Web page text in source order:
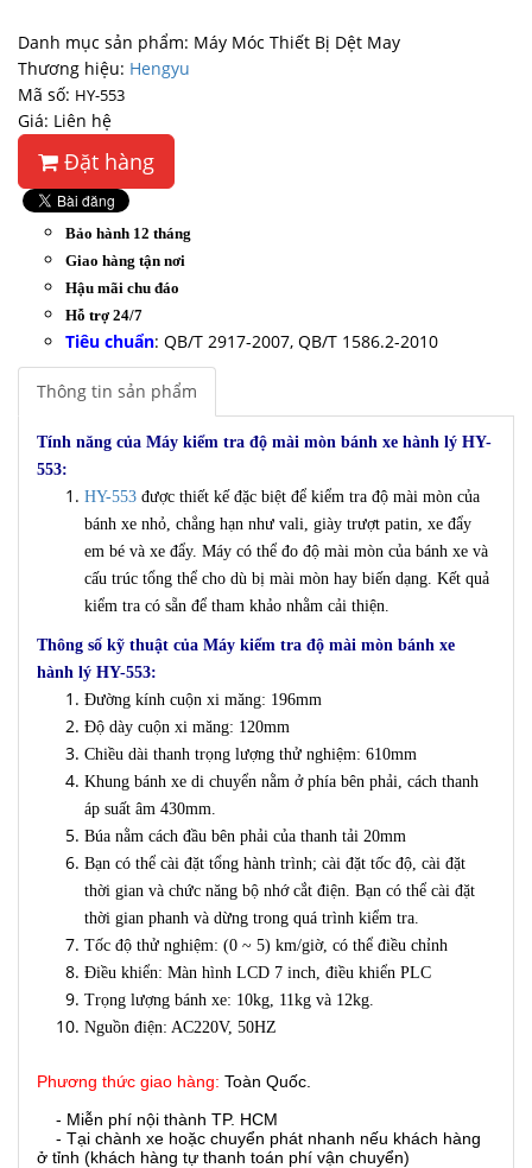
Danh mục sản phẩm: Máy Móc Thiết Bị Dệt May
Thương hiệu: Hengyu
Mã số: HY-553
Giá: Liên hệ
Đặt hàng
Bảo hành 12 tháng
Giao hàng tận nơi
Hậu mãi chu đáo
Hỗ trợ 24/7
Tiêu chuẩn: QB/T 2917-2007, QB/T 1586.2-2010
Thông tin sản phẩm
Tính năng của Máy kiểm tra độ mài mòn bánh xe hành lý HY-
553:
HY-553 được thiết kế đặc biệt để kiểm tra độ mài mòn của
bánh xe nhỏ, chẳng hạn như vali, giày trượt patin, xe đẩy
em bé và xe đẩy. Máy có thể đo độ mài mòn của bánh xe và
cấu trúc tổng thể cho dù bị mài mòn hay biến dạng. Kết quả
kiểm tra có sẵn để tham khảo nhằm cải thiện.
Thông số kỹ thuật của Máy kiểm tra độ mài mòn bánh xe
hành lý HY-553:
Đường kính cuộn xi măng: 196mm
Độ dày cuộn xi măng: 120mm
Chiều dài thanh trọng lượng thử nghiệm: 610mm
Khung bánh xe di chuyển nằm ở phía bên phải, cách thanh
áp suất âm 430mm.
Búa nằm cách đầu bên phải của thanh tải 20mm
Bạn có thể cài đặt tổng hành trình; cài đặt tốc độ, cài đặt
thời gian và chức năng bộ nhớ cắt điện. Bạn có thể cài đặt
thời gian phanh và dừng trong quá trình kiểm tra.
Tốc độ thử nghiệm: (0 ~ 5) km/giờ, có thể điều chỉnh
Điều khiển: Màn hình LCD 7 inch, điều khiển PLC
Trọng lượng bánh xe: 10kg, 11kg và 12kg.
Nguồn điện: AC220V, 50HZ
Phương thức giao hàng: Toàn Quốc.
- Miễn phí nội thành TP. HCM
- Tại chành xe hoặc chuyển phát nhanh nếu khách hàng
ở tỉnh (khách hàng tự thanh toán phí vận chuyển)